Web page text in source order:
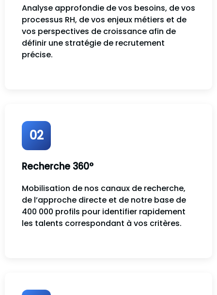
Analyse approfondie de vos besoins, de vos
processus RH, de vos enjeux métiers et de
vos perspectives de croissance afin de
définir une stratégie de recrutement
précise.
02
Recherche 360°
Mobilisation de nos canaux de recherche,
de l’approche directe et de notre base de
400 000 profils pour identifier rapidement
les talents correspondant à vos critères.